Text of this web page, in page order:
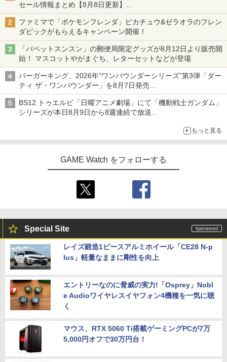
セール情報まとめ【8月8日更新】
ニンテンドーeショップでは「大神 絶景版」が67%オフで990円
ファミマで「ポケモンフレンダ」ピカチュウ&ゼラオラのフレン
ダピックがもらえるキャンペーン開催！
「パペットスンスン」の郵便局限定グッズが8月12日より販売開
始！ マスコットやがまぐち、レターセットなどが登場
バーガーキング、2026年“ワンパウンダーシリーズ”第3弾「ダー
ティ ザ・ワンパウンダー」を8月7日発売
「特製ガーリックマヨソース」を使用した超大型チーズバーガー
BS12 トゥエルビ「日曜アニメ劇場」にて「機動戦士ガンダム」
シリーズが本日8月9日から8週連続で放送
もっと見る
GAME Watch をフォローする
Special Site
レイズ鍛造1ピースアルミホイール「CE28 N-p
lus」軽量なままに剛性を向上
エントリーなのに脅威の実力!「Osprey」Nobl
e Audioワイヤレスイヤフォン4機種を一気に聴
く
マウス、RTX 5060 Ti搭載ゲーミングPCが7万
5,000円オフで30万円台！